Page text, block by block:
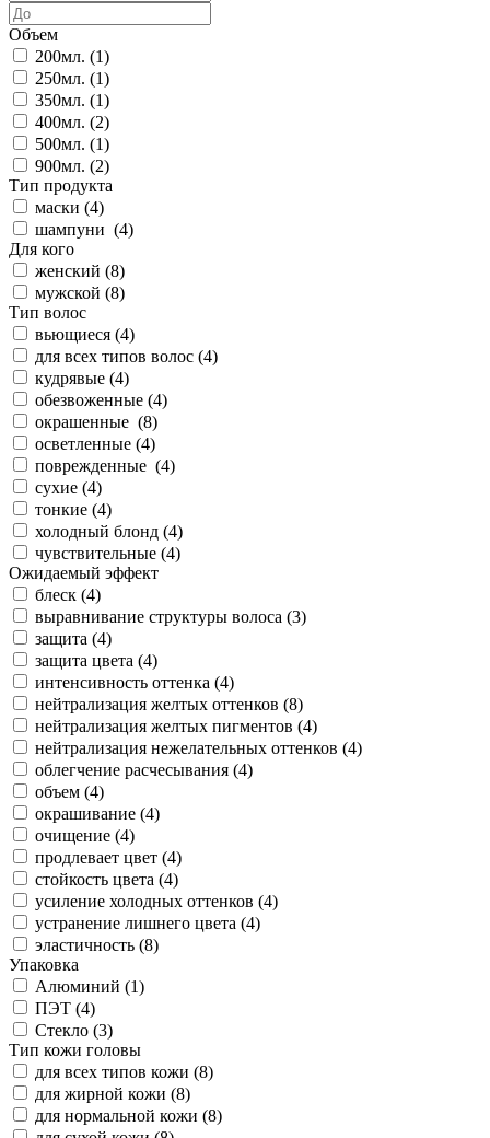
Объем
200мл. (1)
250мл. (1)
350мл. (1)
400мл. (2)
500мл. (1)
900мл. (2)
Тип продукта
маски (4)
шампуни (4)
Для кого
женский (8)
мужской (8)
Тип волос
вьющиеся (4)
для всех типов волос (4)
кудрявые (4)
обезвоженные (4)
окрашенные (8)
осветленные (4)
поврежденные (4)
сухие (4)
тонкие (4)
холодный блонд (4)
чувствительные (4)
Ожидаемый эффект
блеск (4)
выравнивание структуры волоса (3)
защита (4)
защита цвета (4)
интенсивность оттенка (4)
нейтрализация желтых оттенков (8)
нейтрализация желтых пигментов (4)
нейтрализация нежелательных оттенков (4)
облегчение расчесывания (4)
объем (4)
окрашивание (4)
очищение (4)
продлевает цвет (4)
стойкость цвета (4)
усиление холодных оттенков (4)
устранение лишнего цвета (4)
эластичность (8)
Упаковка
Алюминий (1)
ПЭТ (4)
Стекло (3)
Тип кожи головы
для всех типов кожи (8)
для жирной кожи (8)
для нормальной кожи (8)